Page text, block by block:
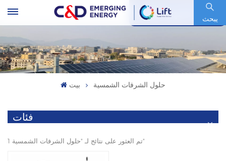
يبحث
رمز السهم : 600153.SH
بيت حلول الشرفات الشمسية
فئات
1 تم العثور على نتائج لـ "حلول الشرفات الشمسية"